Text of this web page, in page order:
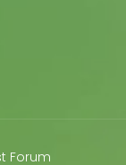
Forum